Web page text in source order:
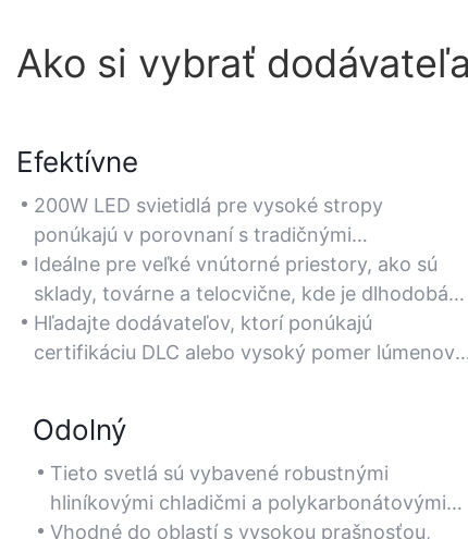
Ako si vybrať
Efektívne
200W LED svietidlá pre vysoké stropy
ponúkajú v porovnaní s tradičnými
halogenidovými alebo žiarivkovými
alternatívami výrazné úspory energie, čím
znižujú náklady na elektrinu až o 50 %.
Ideálne pre veľké vnútorné priestory, ako sú
sklady, továrne a telocvične, kde je dlhodobá
energetická účinnosť kritická.
Hľadajte dodávateľov, ktorí ponúkajú
certifikáciu DLC alebo vysoký pomer lúmenov
Odolný
Tieto svetlá sú vybavené robustnými
hliníkovými chladičmi a polykarbonátovými
šošovkami, čo zaručuje dlhú životnosť aj v
Vhodné do oblastí s vysokou prašnosťou,